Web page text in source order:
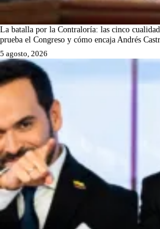
La batalla por la Contraloría: las cinco
prueba el Congreso y cómo encaja Andrés
5 agosto, 2026